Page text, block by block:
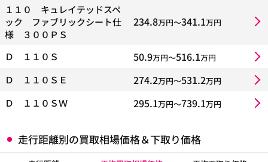
１１０ キュレイテッドスペ
ック ファブリックシート仕
様 ３００ＰＳ
234.8万円〜341.1万円
Ｄ １１０Ｓ 50.9万円〜516.1万円
Ｄ １１０ＳＥ 274.2万円〜531.2万円
Ｄ １１０ＳＷ 295.1万円〜739.1万円
走行距離別の買取相場価格＆下取り価格